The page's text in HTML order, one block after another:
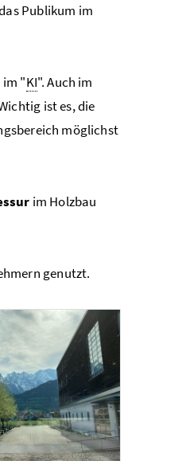
Publikum im
im "KI". Auch im
ist es, die
möglichst
im Holzbau
genutzt.